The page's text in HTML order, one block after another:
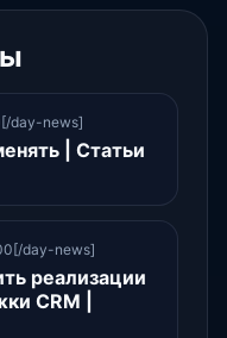
day-news]
| Статьи
day-news]
реализации
CRM |